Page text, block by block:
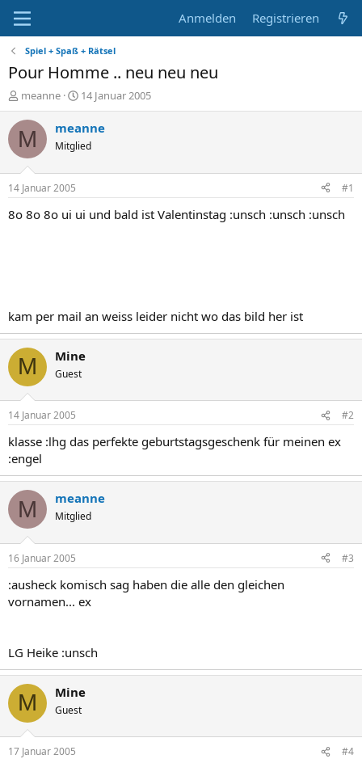
Anmelden Registrieren
Spiel + Spaß + Rätsel
Pour Homme .. neu neu neu
E
r
s
t
e
r
meanne
E
r
s
e
t
a
14 Januar 2005
M meanne
Mitglied
14 Januar 2005 #1
8o 8o 8o ui ui und bald ist Valentinstag :unsch :unsch :unsch
kam per mail an weiss leider nicht wo das bild her ist
M Mine
Guest
14 Januar 2005 #2
klasse :lhg das perfekte geburtstagsgeschenk für meinen ex
:engel
M meanne
Mitglied
16 Januar 2005 #3
:ausheck komisch sag haben die alle den gleichen
vornamen... ex
LG Heike :unsch
M Mine
Guest
17 Januar 2005 #4